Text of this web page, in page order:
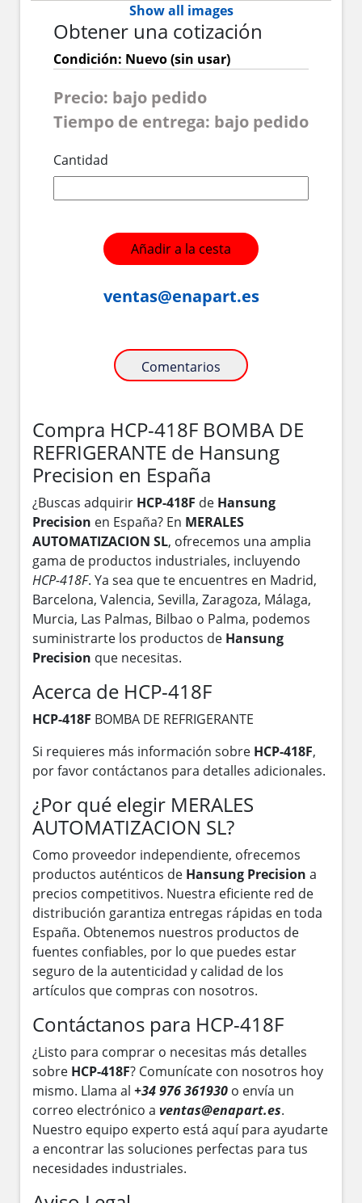
Show all images
Obtener una cotización
Condición: Nuevo (sin usar)
Precio: bajo pedido
Tiempo de entrega: bajo pedido
Cantidad
Añadir a la cesta
ventas@enapart.es
Comentarios
Compra HCP-418F BOMBA DE
REFRIGERANTE de Hansung
Precision en España
¿Buscas adquirir HCP-418F de Hansung
Precision en España? En MERALES
AUTOMATIZACION SL, ofrecemos una amplia
gama de productos industriales, incluyendo
HCP-418F. Ya sea que te encuentres en Madrid,
Barcelona, Valencia, Sevilla, Zaragoza, Málaga,
Murcia, Las Palmas, Bilbao o Palma, podemos
suministrarte los productos de Hansung
Precision que necesitas.
Acerca de HCP-418F
HCP-418F BOMBA DE REFRIGERANTE
Si requieres más información sobre HCP-418F,
por favor contáctanos para detalles adicionales.
¿Por qué elegir MERALES
AUTOMATIZACION SL?
Como proveedor independiente, ofrecemos
productos auténticos de Hansung Precision a
precios competitivos. Nuestra eficiente red de
distribución garantiza entregas rápidas en toda
España. Obtenemos nuestros productos de
fuentes confiables, por lo que puedes estar
seguro de la autenticidad y calidad de los
artículos que compras con nosotros.
Contáctanos para HCP-418F
¿Listo para comprar o necesitas más detalles
sobre HCP-418F? Comunícate con nosotros hoy
mismo. Llama al +34 976 361930 o envía un
correo electrónico a ventas@enapart.es.
Nuestro equipo experto está aquí para ayudarte
a encontrar las soluciones perfectas para tus
necesidades industriales.